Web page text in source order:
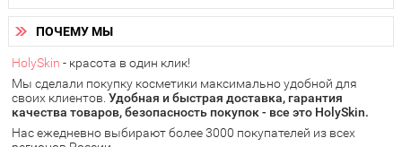
получить заказ в пунктах выдачи PickPoint или пункте
самовывоза.
В 20 городах России доставка осуществляется ужена
следующий день.
у Вас всегда есть возможность получитьбесплатную
доставку от HolySkin.
подробнее об условиях доставки и оплаты в Вашем городе
Вы можете оплатить свой заказ любым удобным способом:
наличными деньгами (
через интернет-банк (Альфа-банк, Сбербанк) и другими
электронными способами.
ПОЧЕМУ МЫ
HolySkin - красота в один клик!
Мы сделали покупку косметики максимально удобной для
своих клиентов. Удобная и быстрая доставка, гарантия
качества товаров, безопасность покупок - все это HolySkin.
Нас ежедневно выбирают более 3000 покупателей из всех